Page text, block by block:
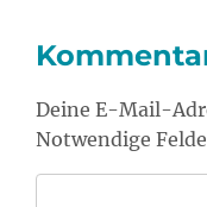
Deine E-Mail-
Notwendige